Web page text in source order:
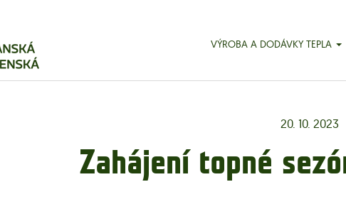
VÝROBA A DODÁVKY TEPLA
20. 10. 2023
Zahájení topné